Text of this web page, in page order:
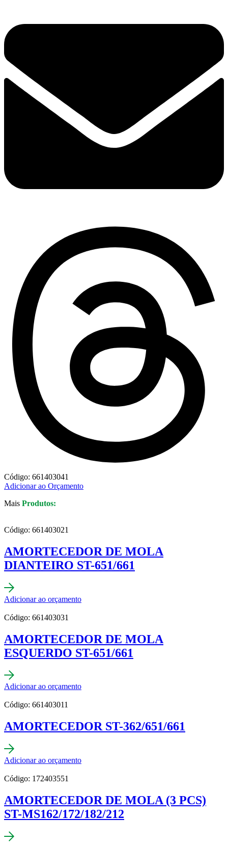
Código: 661403041
Adicionar ao Orçamento
Mais Produtos:
Código: 661403021
AMORTECEDOR DE MOLA
DIANTEIRO ST-651/661
Adicionar ao orçamento
Código: 661403031
AMORTECEDOR DE MOLA
ESQUERDO ST-651/661
Adicionar ao orçamento
Código: 661403011
AMORTECEDOR ST-362/651/661
Adicionar ao orçamento
Código: 172403551
AMORTECEDOR DE MOLA (3 PCS)
ST-MS162/172/182/212